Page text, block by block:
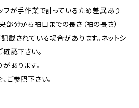
が手作業で計っているため差異あり
分から袖口までの長さ（袖の長さ）
されている場合があります。ネットシ
認下さい。
あります。
ご参照下さい。